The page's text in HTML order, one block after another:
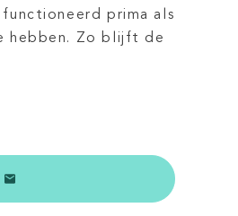
prima als
hebben. Zo blijft de